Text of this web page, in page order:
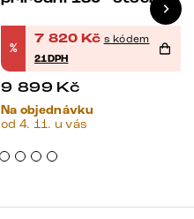
%
7 820 Kč s kódem
21DPH
9 899 Kč
Na objednávku
od 4. 11. u vás